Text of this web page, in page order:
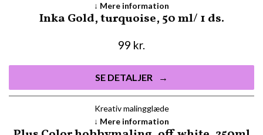
Inka Gold, turquoise, 50 ml/ 1 ds.
99 kr.
SE DETALJER
Mere information
Kreativ malingglæde
Mere information